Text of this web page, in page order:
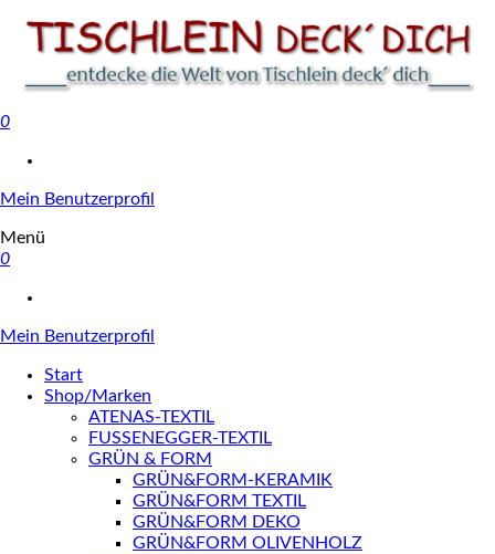
0
Mein Benutzerprofil
Menü
0
Mein Benutzerprofil
Start
Shop/Marken
ATENAS-TEXTIL
FUSSENEGGER-TEXTIL
GRÜN & FORM
GRÜN&FORM-KERAMIK
GRÜN&FORM TEXTIL
GRÜN&FORM DEKO
GRÜN&FORM OLIVENHOLZ